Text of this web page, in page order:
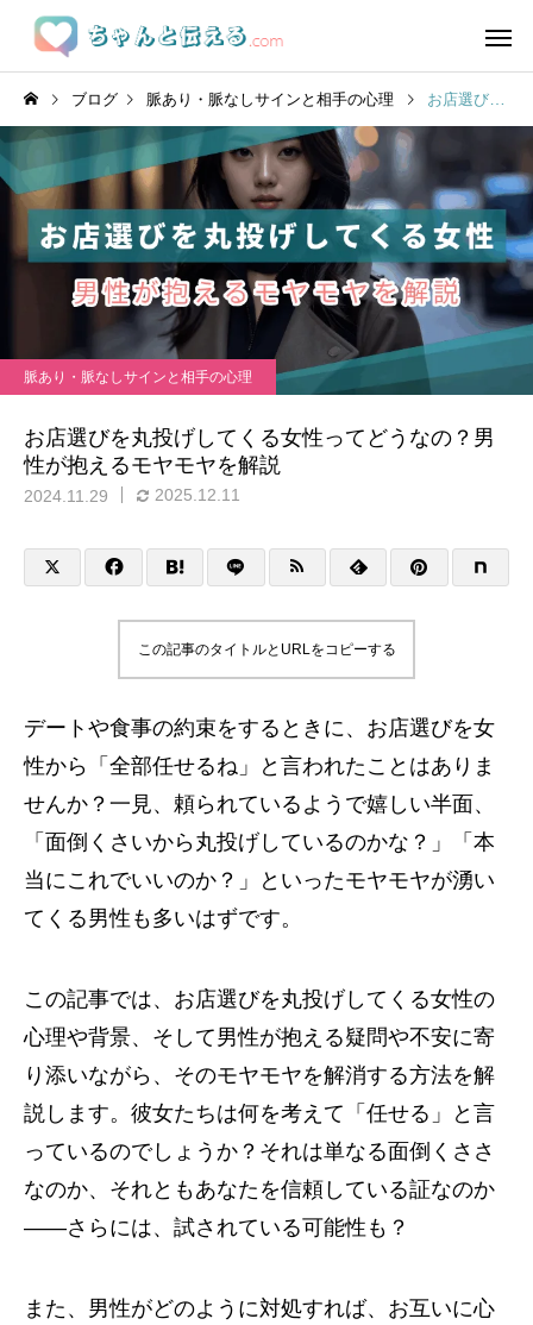
ブログ 脈あり・脈なしサインと相手の心理 お店選びを丸投げしてくる女性ってどうなの？男性が抱えるモヤモヤを解説
脈あり・脈なしサインと相手の心理
お店選びを丸投げしてくる女性ってどうなの？男
性が抱えるモヤモヤを解説
2024.11.29 2025.12.11
この記事のタイトルとURLをコピーする
デートや食事の約束をするときに、お店選びを女
性から「全部任せるね」と言われたことはありま
せんか？一見、頼られているようで嬉しい半面、
「面倒くさいから丸投げしているのかな？」「本
当にこれでいいのか？」といったモヤモヤが湧い
てくる男性も多いはずです。
この記事では、お店選びを丸投げしてくる女性の
心理や背景、そして男性が抱える疑問や不安に寄
り添いながら、そのモヤモヤを解消する方法を解
説します。彼女たちは何を考えて「任せる」と言
っているのでしょうか？それは単なる面倒くささ
なのか、それともあなたを信頼している証なのか
――さらには、試されている可能性も？
また、男性がどのように対処すれば、お互いに心